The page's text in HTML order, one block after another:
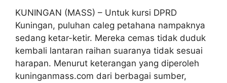
KUNINGAN (MASS) – Untuk kursi DPRD
Kuningan, puluhan caleg petahana nampaknya
sedang ketar-ketir. Mereka cemas tidak duduk
kembali lantaran raihan suaranya tidak sesuai
harapan. Menurut keterangan yang diperoleh
kuninganmass.com dari berbagai sumber,